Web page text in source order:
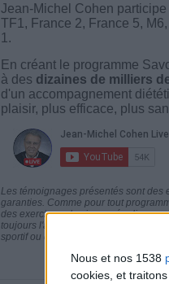
Nous et nos 1538
cookies, et
Jean-Michel Cohen
TF1, France 2, France 5,
1.
En créant le programme
à des dizaines de milliers
d'un accompagnement
plaisir, plus efficace, plus
Les témoignages présentés sont
garanties. Comme pour tout
des exercices physiques réguliers
toujours l'avis de votre médecin
sportif ou de modifier vos habitudes